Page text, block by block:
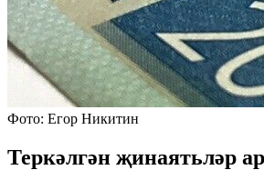
Фото: Егор Никитин
Теркәлгән җинаятьләр